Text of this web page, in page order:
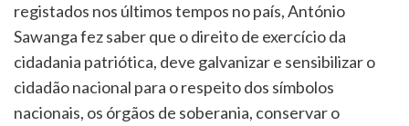
registados nos últimos tempos no país, António
Sawanga fez saber que o direito de exercício da
cidadania patriótica, deve galvanizar e sensibilizar o
cidadão nacional para o respeito dos símbolos
nacionais, os órgãos de soberania, conservar o